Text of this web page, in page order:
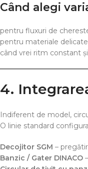
Când alegi
pentru fluxuri de
pentru materiale
când vrei ritm constant
4.
Indiferent de model,
O linie standard
Decojitor SGM –
Banzic / Gater DINACO